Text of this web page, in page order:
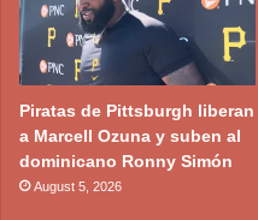
Piratas de Pittsburgh liberan
a Marcell Ozuna y suben al
dominicano Ronny Simón
August 5, 2026